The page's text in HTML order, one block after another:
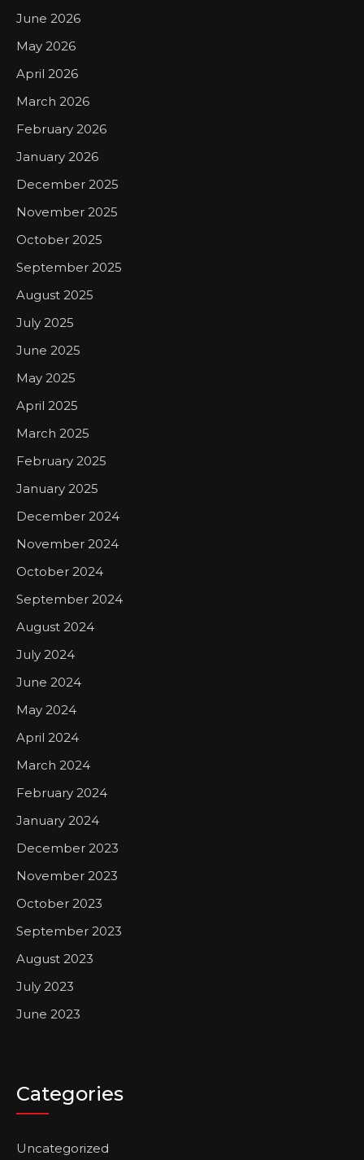
June 2026
May 2026
April 2026
March 2026
February 2026
January 2026
December 2025
November 2025
October 2025
September 2025
August 2025
July 2025
June 2025
May 2025
April 2025
March 2025
February 2025
January 2025
December 2024
November 2024
October 2024
September 2024
August 2024
July 2024
June 2024
May 2024
April 2024
March 2024
February 2024
January 2024
December 2023
November 2023
October 2023
September 2023
August 2023
July 2023
June 2023
Categories
Uncategorized